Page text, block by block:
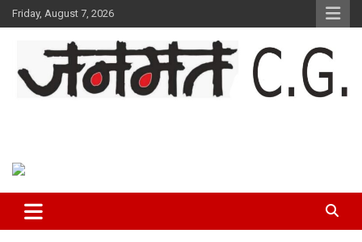
Skip
to
Friday, August 7, 2026